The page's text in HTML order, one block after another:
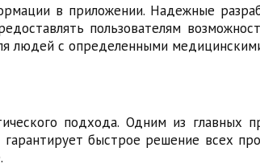
в приложении. Надежные
пользователям
людей с определенными
подхода. Одним из главных
быстрое решение всех